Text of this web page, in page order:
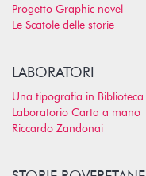
Progetto Graphic novel
Le Scatole delle storie
LABORATORI
Una tipografia in Biblioteca
Laboratorio Carta a mano
Riccardo Zandonai